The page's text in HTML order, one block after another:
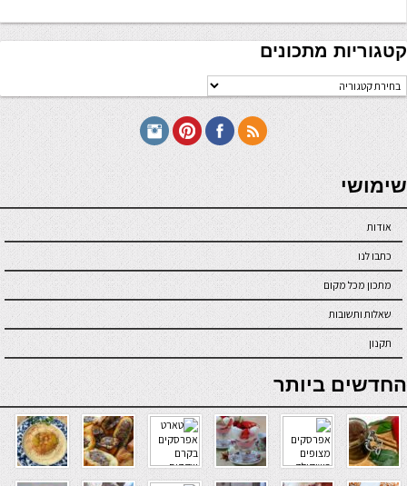
קטגוריות מתכונים
קטגוריות
מתכונים
seriöse online casinos österreich
שימושי
אודות
כתבו לנו
מתכון מכל מקום
שאלות ותשובות
תקנון
online casino
החדשים ביותר